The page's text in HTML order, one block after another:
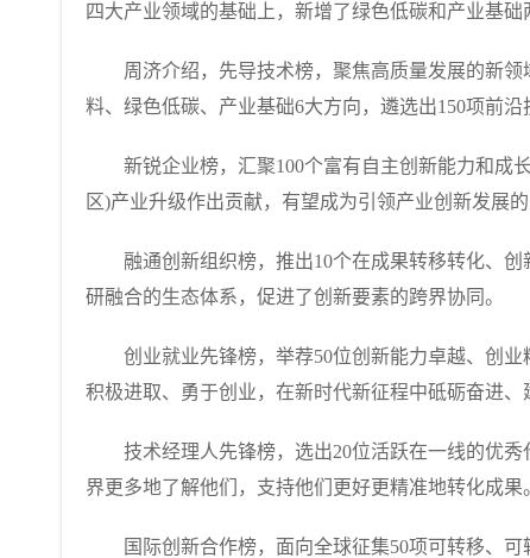
四大产业领域的基础上，新增了绿色低碳和产业基础
周济介绍，先导技术榜，聚焦高质量发展的新领
料、绿色低碳、产业基础6大方向，遴选出150项前沿
新锐企业榜，汇聚100个富有自主创新能力和成长
区)产业升级作出贡献，有望成为引领产业创新发展的
融通创新组织榜，推出10个在成果转移转化、创
研融合的生态体系，促进了创新要素的跨界协同。
创业就业先锋榜，举荐50位创新能力卓越、创业
积极进取、勇于创业，在新时代新征程中砥砺奋进、
技术经理人先锋榜，选出20位活跃在一线的优秀
界更多地了解他们，支持他们更好更精准地转化成果
国际创新合作榜，面向全球征集50项可转移、可